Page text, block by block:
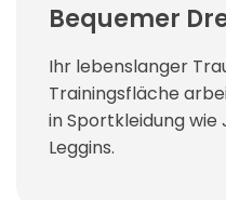
Bequemer
Ihr lebenslanger
Trainingsfläche
in Sportkleidung
Leggins.